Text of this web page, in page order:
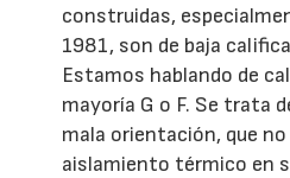
construidas,
1981, son de baja
Estamos hablando de
mayoría G o F. Se trata
mala orientación, que
aislamiento térmico en